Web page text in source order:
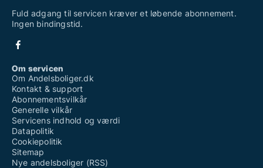
Fuld adgang til servicen kræver et løbende abonnement.
Ingen bindingstid.
Om servicen
Om Andelsboliger.dk
Kontakt & support
Abonnementsvilkår
Generelle vilkår
Servicens indhold og værdi
Datapolitik
Cookiepolitik
Sitemap
Nye andelsboliger (RSS)